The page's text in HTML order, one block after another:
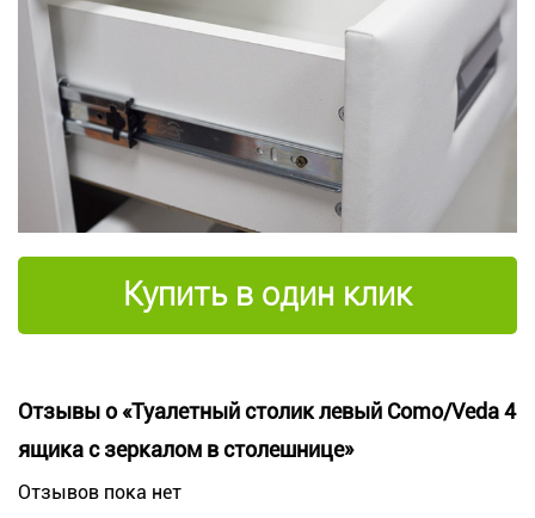
Купить в один клик
Отзывы о «Туалетный столик левый Como/Veda 4
ящика с зеркалом в столешнице»
Отзывов пока нет